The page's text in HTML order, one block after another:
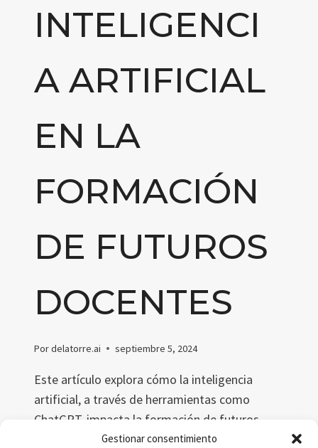
Gestionar consentimiento
INTELIGENCI
A ARTIFICIAL
EN LA
FORMACIÓN
DE FUTUROS
DOCENTES
Pordelatorre.ai septiembre 5, 2024
Este artículo explora cómo la inteligencia
artificial, a través de herramientas como
ChatGPT, impacta la formación de futuros
docentes. Analiza su potencial para